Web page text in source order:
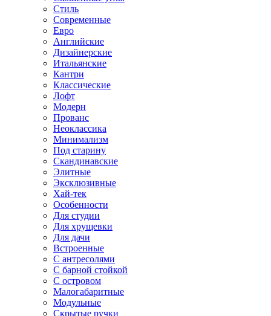
Стиль
Современные
Евро
Английские
Дизайнерские
Итальянские
Кантри
Классические
Лофт
Модерн
Прованс
Неоклассика
Минимализм
Под старину
Скандинавские
Элитные
Эксклюзивные
Хай-тек
Особенности
Для студии
Для хрущевки
Для дачи
Встроенные
С антресолями
С барной стойкой
С островом
Малогабаритные
Модульные
Скрытые ручки